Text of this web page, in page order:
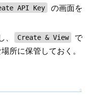
API Key
の画面を
Create & View
で
所に保管しておく。